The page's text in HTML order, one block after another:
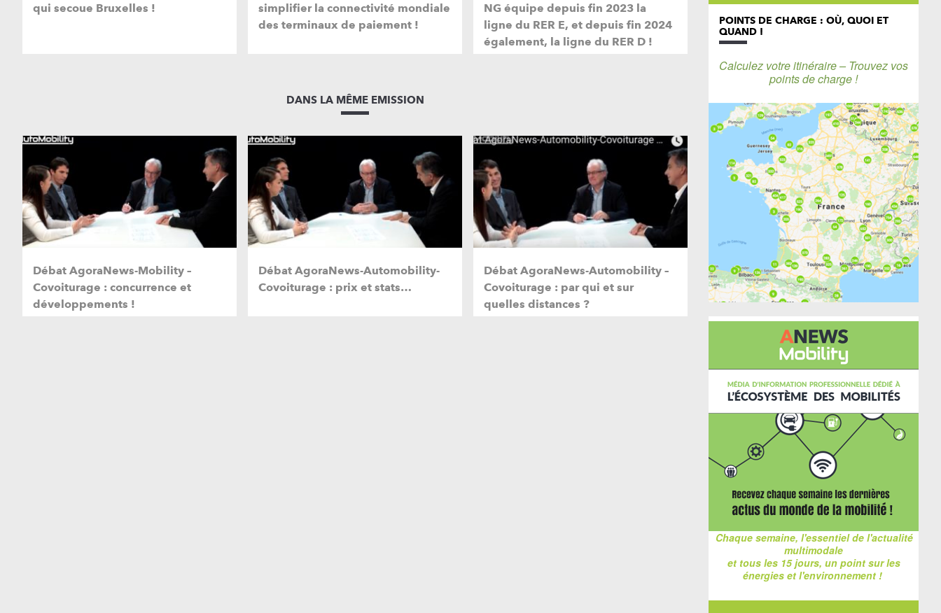
qui secoue Bruxelles !
simplifier la connectivité mondiale
des terminaux de paiement !
NG équipe depuis fin 2023 la
ligne du RER E, et depuis fin 2024
également, la ligne du RER D !
DANS LA MÊME EMISSION
Débat AgoraNews-Mobility –
Covoiturage : concurrence et
développements !
Débat AgoraNews-Automobility-
Covoiturage : prix et stats…
Débat AgoraNews-Automobility –
Covoiturage : par qui et sur
quelles distances ?
POINTS DE CHARGE : OÙ, QUOI ET
QUAND !
Calculez votre itinéraire – Trouvez vos
points de charge !
Chaque semaine, l'essentiel de l'actualité
multimodale
et tous les 15 jours, un point sur les
énergies et l'environnement !